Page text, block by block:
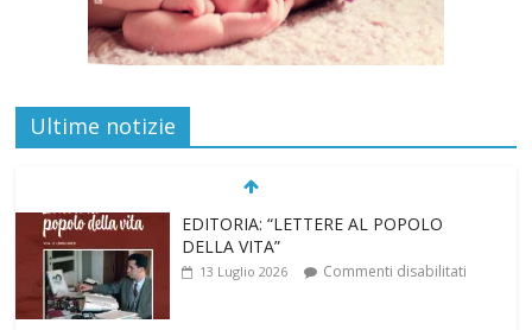
Ultime notizie
EDITORIA: “LETTERE AL POPOLO
13 Luglio 2026 Commenti disabilitati
Paolo VI, un santo che canta la bellezza
della vita